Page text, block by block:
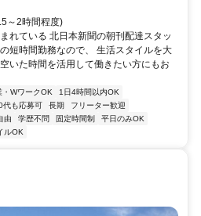
～2時間程度)
れている 北日本新聞の朝刊配達スタッ
短時間勤務なので、 生活スタイルを大
いた時間を活用して働きたい方にもお
・WワークOK
1日4時間以内OK
代も応募可 長期
フリーター歓迎
由 学歴不問 固定時間制
平日のみOK
ルOK